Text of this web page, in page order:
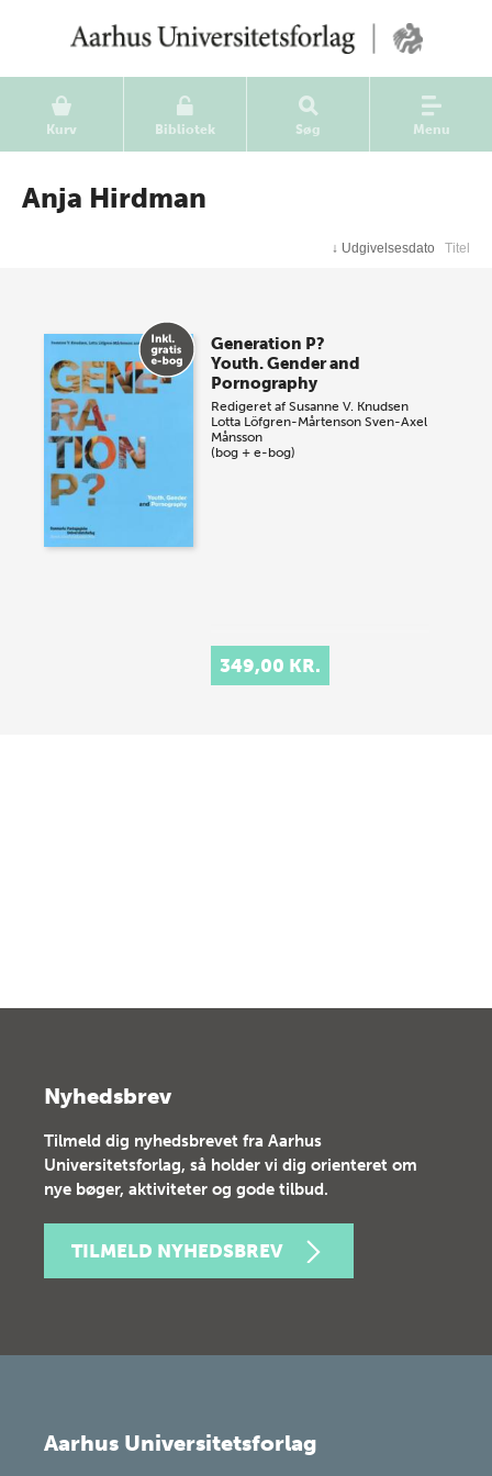
Kurv Bibliotek Søg Menu
Anja Hirdman
↓ Udgivelsesdato Titel
Generation P?
Youth. Gender and
Pornography
Redigeret afSusanne V. Knudsen
Lotta Löfgren-Mårtenson Sven-Axel
Månsson
(bog + e-bog)
349,00 KR.
Nyhedsbrev
Tilmeld dig nyhedsbrevet fra Aarhus
Universitetsforlag, så holder vi dig orienteret om
nye bøger, aktiviteter og gode tilbud.
TILMELD NYHEDSBREV
Aarhus Universitetsforlag